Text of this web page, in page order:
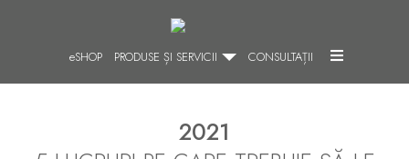
SHOP PRODUSE ȘI SERVICII CONSULTAȚII
2021